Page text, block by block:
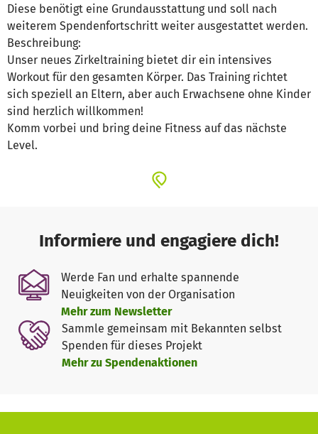
Diese benötigt eine Grundausstattung und soll nach
weiterem Spendenfortschritt weiter ausgestattet werden.
Beschreibung:
Unser neues Zirkeltraining bietet dir ein intensives
Workout für den gesamten Körper. Das Training richtet
sich speziell an Eltern, aber auch Erwachsene ohne Kinder
sind herzlich willkommen!
Komm vorbei und bring deine Fitness auf das nächste
Level.
Informiere und engagiere dich!
Werde Fan und erhalte spannende
Neuigkeiten von der Organisation
Mehr zum Newsletter
Sammle gemeinsam mit Bekannten selbst
Spenden für dieses Projekt
Mehr zu Spendenaktionen